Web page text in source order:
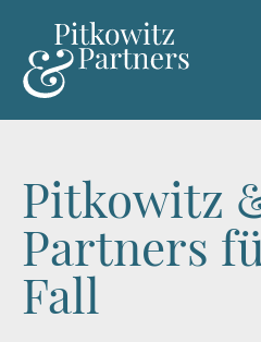
Pitkowitz
Partners
Fall